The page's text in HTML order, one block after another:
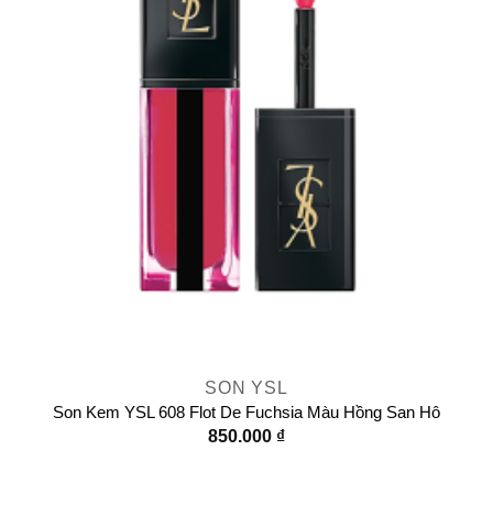
SON YSL
Son Kem YSL 608 Flot De Fuchsia Màu Hồng San Hô
850.000 ₫